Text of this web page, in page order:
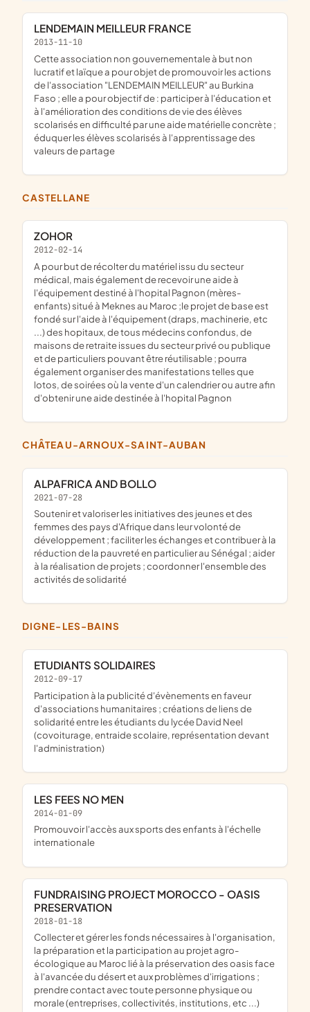
LENDEMAIN MEILLEUR FRANCE
2013-11-10
cette association non gouvernementale à but non
lucratif et laïque a pour objet de promouvoir les actions
de l'association "LENDEMAIN MEILLEUR" au Burkina
Faso ; elle a pour objectif de : participer à l'éducation et
à l'amélioration des conditions de vie des élèves
scolarisés en difficulté par une aide matérielle concrète ;
éduquer les élèves scolarisés à l'apprentissage des
valeurs de partage
CASTELLANE
ZOHOR
2012-02-14
a pour but de récolter du matériel issu du secteur
médical, mais également de recevoir une aide à
l'équipement destiné à l'hopital Pagnon (mères-
enfants) situé à Meknes au Maroc ;le projet de base est
fondé sur l'aide à l'équipement (draps, machinerie, etc
...) des hopitaux, de tous médecins confondus, de
maisons de retraite issues du secteur privé ou publique
et de particuliers pouvant être réutilisable ; pourra
également organiser des manifestations telles que
lotos, de soirées où la vente d'un calendrier ou autre afin
d'obtenir une aide destinée à l'hopital Pagnon
CHÂTEAU-ARNOUX-SAINT-AUBAN
ALPAFRICA AND BOLLO
2021-07-28
soutenir et valoriser les initiatives des jeunes et des
femmes des pays d'Afrique dans leur volonté de
développement ; faciliter les échanges et contribuer à la
réduction de la pauvreté en particulier au Sénégal ; aider
à la réalisation de projets ; coordonner l'ensemble des
activités de solidarité
DIGNE-LES-BAINS
ETUDIANTS SOLIDAIRES
2012-09-17
participation à la publicité d'évènements en faveur
d'associations humanitaires ; créations de liens de
solidarité entre les étudiants du lycée David Neel
(covoiturage, entraide scolaire, représentation devant
l'administration)
LES FEES NO MEN
2014-01-09
promouvoir l'accès aux sports des enfants à l'échelle
internationale
FUNDRAISING PROJECT MOROCCO - OASIS
PRESERVATION
2018-01-18
collecter et gérer les fonds nécessaires à l'organisation,
la préparation et la participation au projet agro-
écologique au Maroc lié à la préservation des oasis face
à l'avancée du désert et aux problèmes d'irrigations ;
prendre contact avec toute personne physique ou
morale (entreprises, collectivités, institutions, etc ...)